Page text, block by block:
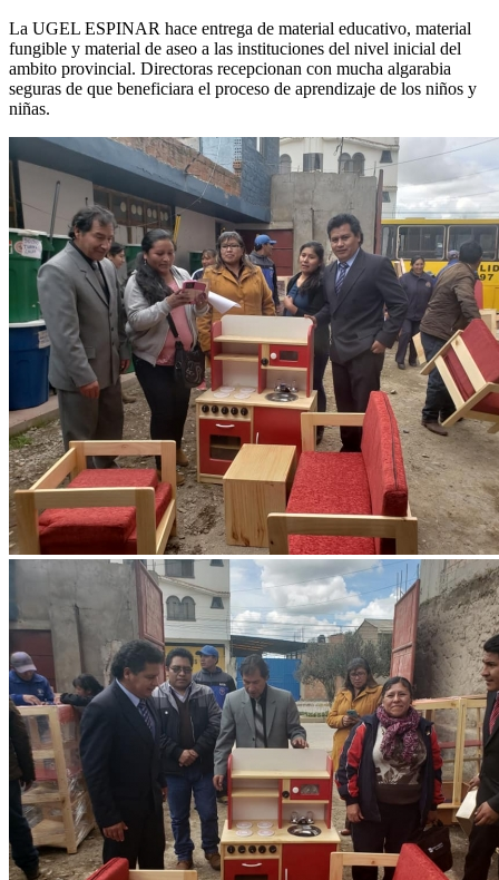
La UGEL ESPINAR hace entrega de material educativo, material
fungible y material de aseo a las instituciones del nivel inicial del
ambito provincial. Directoras recepcionan con mucha algarabia
seguras de que beneficiara el proceso de aprendizaje de los niños y
niñas.